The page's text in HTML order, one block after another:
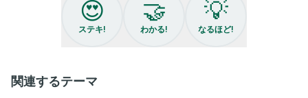
我が家は賃貸の2階。
動画撮影時は、駐車場に車を確認しに行って、お留守のときに撮
日頃から息子っしぃには『忍者歩き』でね！
それでも絶対うるさいであろう我が家。
いつも『大丈夫やでー』と温かい言葉をくださる下の階の方には
😍
ステキ!
🤝
わかる!
💡
なるほど!
関連するテーマ